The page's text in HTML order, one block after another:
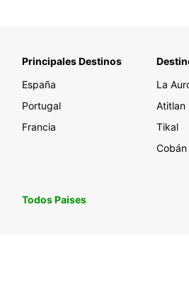
Principales Destinos
España
Portugal
Francia
La
Atitlan
Tikal
Cobán
Todos Paises